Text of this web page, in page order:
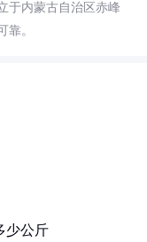
于内蒙古自治区赤峰
靠。
少公斤